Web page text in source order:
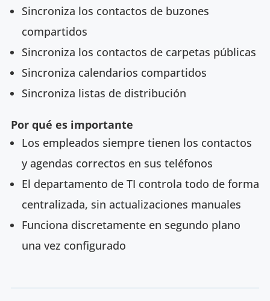
Sincroniza los contactos de buzones
compartidos
Sincroniza los contactos de carpetas públicas
Sincroniza calendarios compartidos
Sincroniza listas de distribución
Por qué es importante
Los empleados siempre tienen los contactos
y agendas correctos en sus teléfonos
El departamento de TI controla todo de forma
centralizada, sin actualizaciones manuales
Funciona discretamente en segundo plano
una vez configurado